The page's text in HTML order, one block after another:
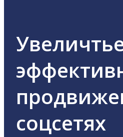
соцсетях